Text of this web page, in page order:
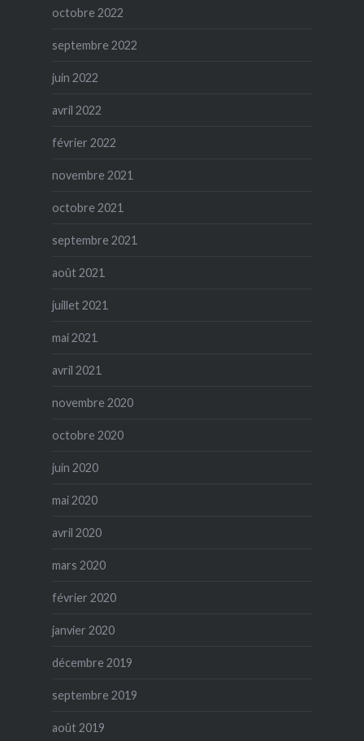
octobre 2022
septembre 2022
juin 2022
avril 2022
février 2022
novembre 2021
octobre 2021
septembre 2021
août 2021
juillet 2021
mai 2021
avril 2021
novembre 2020
octobre 2020
juin 2020
mai 2020
avril 2020
mars 2020
février 2020
janvier 2020
décembre 2019
septembre 2019
août 2019